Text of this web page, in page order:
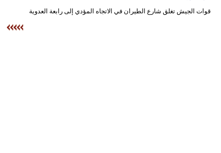
قوات الجيش تغلق شارع الطيران في الاتجاه المؤدي إلى رابعة العدوية